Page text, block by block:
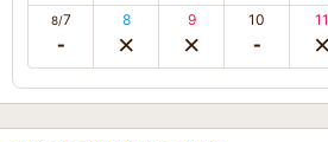
8/7 8 9 10 11